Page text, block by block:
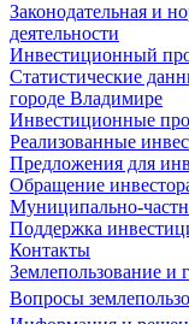
Законодательная и
деятельности
Инвестиционный
Статистические
городе Владимире
Инвестиционные
Реализованные
Предложения для
Обращение
Муниципально-
Поддержка
Контакты
Землепользование и
Вопросы